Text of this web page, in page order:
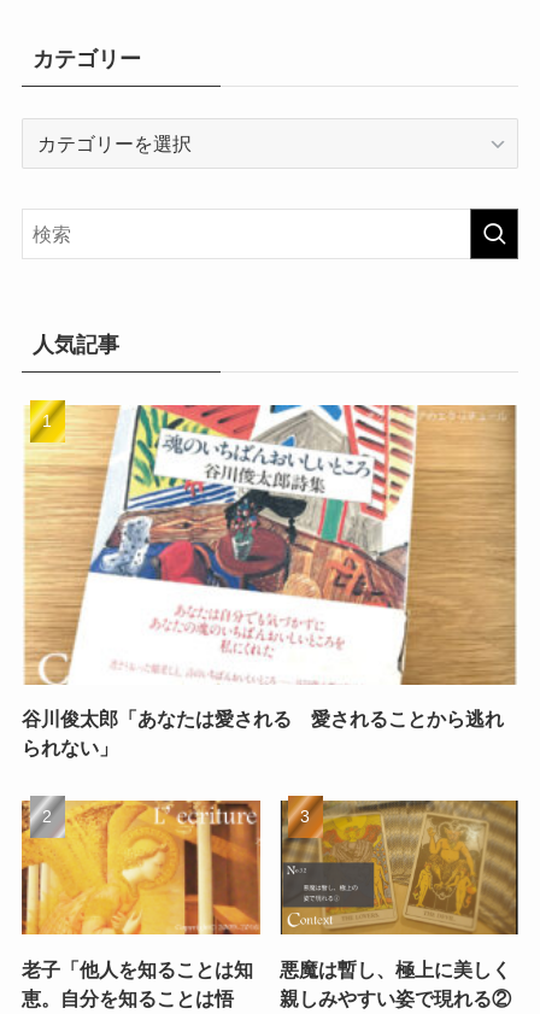
カテゴリー
リ
人気記事
谷川俊太郎「あなたは愛される 愛されることから逃れ
られない」
老子「他人を知ることは知
恵。自分を知ることは悟
悪魔は暫し、極上に美しく
親しみやすい姿で現れる②